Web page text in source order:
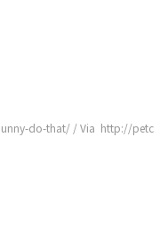
do-that/ / Via http://petc